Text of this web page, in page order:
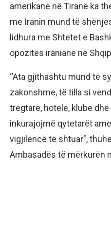
amerikane në Tiranë ka
me Iranin mund të
lidhura me Shtetet e
opozitës iraniane në
“Ata gjithashtu mund të
zakonshme, të tilla si
tregtare, hotele, klube
inkurajojmë qytetarët
vigjilencë të shtuar”,
Ambasadës të mërkurën